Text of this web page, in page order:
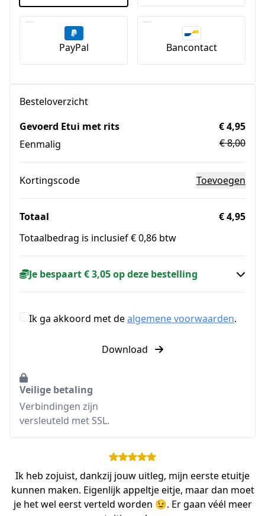
PayPal Bancontact
Besteloverzicht
Gevoerd Etui met rits
Eenmalig
€ 4,95
€ 8,00
Kortingscode Toevoegen
Totaal
€ 4,95
Totaalbedrag is inclusief € 0,86 btw
Je bespaart € 3,05 op deze bestelling
Ik ga akkoord met dealgemene voorwaarden.
Download
Veilige betaling
Verbindingen zijn
versleuteld met SSL.
Ik heb zojuist, dankzij jouw uitleg, mijn eerste etuitje
kunnen maken. Eigenlijk appeltje eitje, maar dan moet
je het wel eerst verteld worden 😉. Er gaan véél meer